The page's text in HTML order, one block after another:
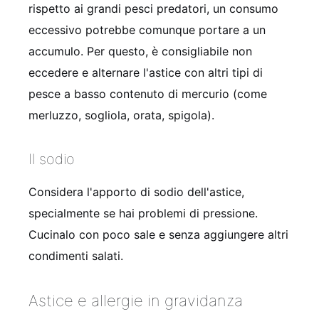
rispetto ai grandi pesci predatori, un consumo
eccessivo potrebbe comunque portare a un
accumulo. Per questo, è consigliabile non
eccedere e alternare l'astice con altri tipi di
pesce a basso contenuto di mercurio (come
merluzzo, sogliola, orata, spigola).
Il sodio
Considera l'apporto di sodio dell'astice,
specialmente se hai problemi di pressione.
Cucinalo con poco sale e senza aggiungere altri
condimenti salati.
Astice e allergie in gravidanza